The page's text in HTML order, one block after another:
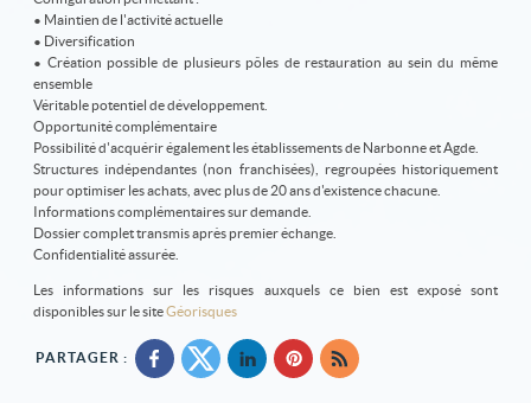
• Maintien de l'activité actuelle
• Diversification
• Création possible de plusieurs pôles de restauration au sein du même
ensemble
Véritable potentiel de développement.
Opportunité complémentaire
Possibilité d'acquérir également les établissements de Narbonne et Agde.
Structures indépendantes (non franchisées), regroupées historiquement
pour optimiser les achats, avec plus de 20 ans d'existence chacune.
Informations complémentaires sur demande.
Dossier complet transmis après premier échange.
Confidentialité assurée.
Les informations sur les risques auxquels ce bien est exposé sont
disponibles sur le siteGéorisques
PARTAGER :